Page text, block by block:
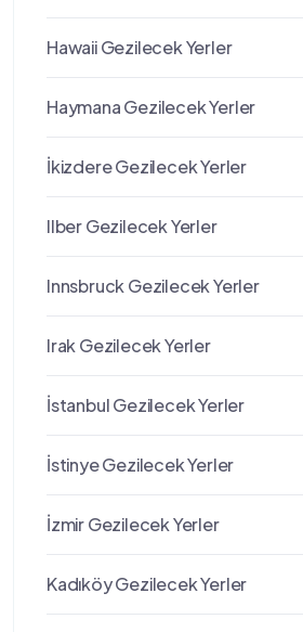
Hawaii Gezilecek Yerler
Haymana Gezilecek Yerler
İkizdere Gezilecek Yerler
Ilber Gezilecek Yerler
Innsbruck Gezilecek Yerler
Irak Gezilecek Yerler
İstanbul Gezilecek Yerler
İstinye Gezilecek Yerler
İzmir Gezilecek Yerler
Kadıköy Gezilecek Yerler